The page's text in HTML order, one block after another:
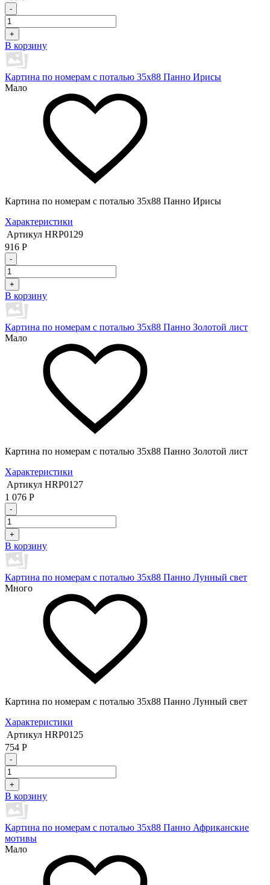
-
+
В корзину
Картина по номерам с поталью 35х88 Панно Ирисы
Мало
Картина по номерам с поталью 35х88 Панно Ирисы
Характеристики
Артикул HRP0129
916 Р
-
+
В корзину
Картина по номерам с поталью 35х88 Панно Золотой лист
Мало
Картина по номерам с поталью 35х88 Панно Золотой лист
Характеристики
Артикул HRP0127
1 076 Р
-
+
В корзину
Картина по номерам с поталью 35х88 Панно Лунный свет
Много
Картина по номерам с поталью 35х88 Панно Лунный свет
Характеристики
Артикул HRP0125
754 Р
-
+
В корзину
Картина по номерам с поталью 35х88 Панно Африканские
мотивы
Мало